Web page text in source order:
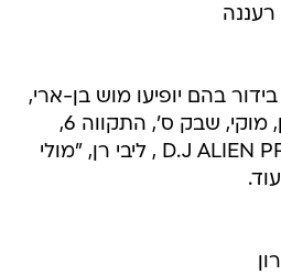
בידור בהם יופיעו מוש בן-ארי,
קובי אפללו, דני סנדסון, מוקי, שבק ס', התקווה 6,
דורית ראובני, D.J ALIEN PROJECT , ליבי רן, "מולי